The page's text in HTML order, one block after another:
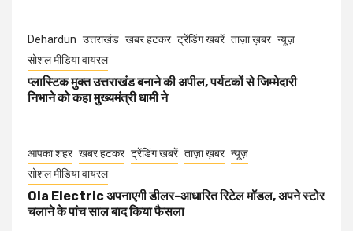
Dehardun उत्तराखंड खबर हटकर ट्रेंडिंग खबरें ताज़ा ख़बर न्यूज़
सोशल मीडिया वायरल
प्लास्टिक मुक्त उत्तराखंड बनाने की अपील, पर्यटकों से जिम्मेदारी
निभाने को कहा मुख्यमंत्री धामी ने
आपका शहर खबर हटकर ट्रेंडिंग खबरें ताज़ा ख़बर न्यूज़
सोशल मीडिया वायरल
Ola Electric अपनाएगी डीलर-आधारित रिटेल मॉडल, अपने स्टोर
चलाने के पांच साल बाद किया फैसला